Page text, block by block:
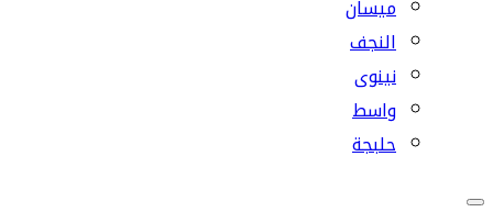
ميسان
النجف
نينوى
واسط
حلبجة